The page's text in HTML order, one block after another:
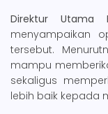
Direktur Utama
menyampaikan
tersebut.
mampu
sekaligus
lebih baik kepada